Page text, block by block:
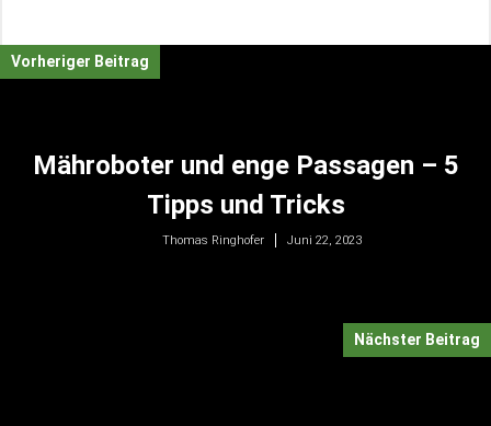
Vorheriger Beitrag
Mähroboter und enge Passagen – 5
Tipps und Tricks
Thomas Ringhofer Juni 22, 2023
Nächster Beitrag